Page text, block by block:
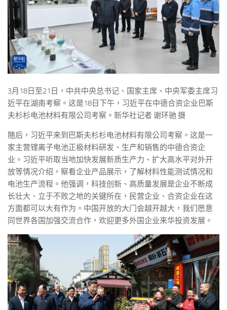
3月18日至21日，中共中央总书记、国家主席、中央军委主席习
近平在湖南考察。这是18日下午，习近平在中德合资企业巴斯
夫杉杉电池材料有限公司考察。新华社记者 谢环驰 摄
随后，习近平来到巴斯夫杉杉电池材料有限公司考察。这是一
家主营锂离子电池正极材料研发、生产和销售的中德合资企
业。习近平听取当地加快发展新质生产力、扩大高水平对外开
放等情况介绍，察看企业产品展示，了解材料性能测试情况和
电池生产流程。他强调，科技创新、高质量发展是企业不断成
长壮大、立于不败之地的关键所在，民营企业、合资企业在这
方面都可以大有作为。中国开放的大门会越开越大，我们愿意
同世界各国加强交流合作，欢迎更多外国企业来华投资发展。